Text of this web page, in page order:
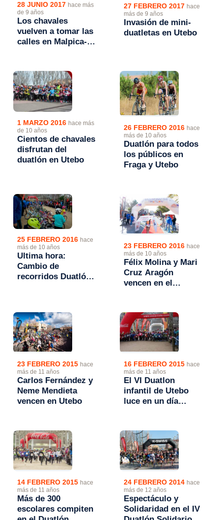
28 JUNIO 2017 hace más
de 9 años
Los chavales
vuelven a tomar las
calles en Malpica-
27 FEBRERO 2017 hace
más de 9 años
Invasión de mini-
duatletas en Utebo
1 MARZO 2016 hace más
de 10 años
Cientos de chavales
disfrutan del
duatlón en Utebo
26 FEBRERO 2016 hace
más de 10 años
Duatlón para todos
los públicos en
Fraga y Utebo
25 FEBRERO 2016 hace
más de 10 años
Ultima hora:
Cambio de
recorridos Duatlón
23 FEBRERO 2016 hace
más de 10 años
Félix Molina y Mari
Cruz Aragón
vencen en el
23 FEBRERO 2015 hace
más de 11 años
Carlos Fernández y
Neme Mendieta
vencen en Utebo
16 FEBRERO 2015 hace
más de 11 años
El VI Duatlon
infantil de Utebo
luce en un día
14 FEBRERO 2015 hace
más de 11 años
Más de 300
escolares compiten
24 FEBRERO 2014 hace
más de 12 años
Espectáculo y
Solidaridad en el IV